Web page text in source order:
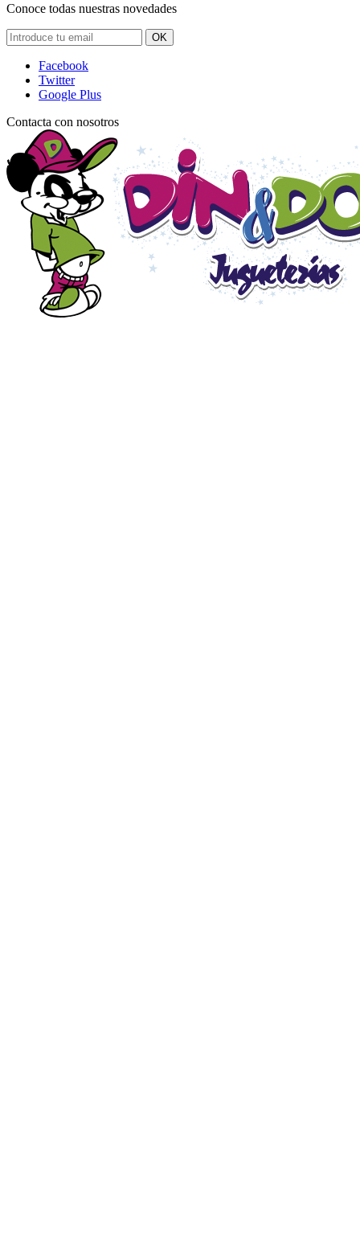
Conoce todas nuestras novedades
OK
Facebook
Twitter
Google Plus
Contacta con nosotros